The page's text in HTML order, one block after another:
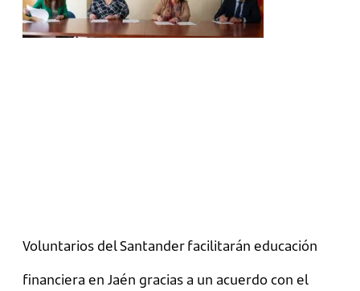
Voluntarios del Santander facilitarán educación
financiera en Jaén gracias a un acuerdo con el